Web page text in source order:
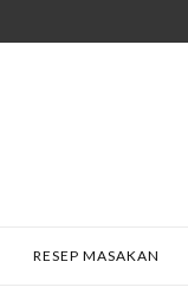
RESEP MASAKAN